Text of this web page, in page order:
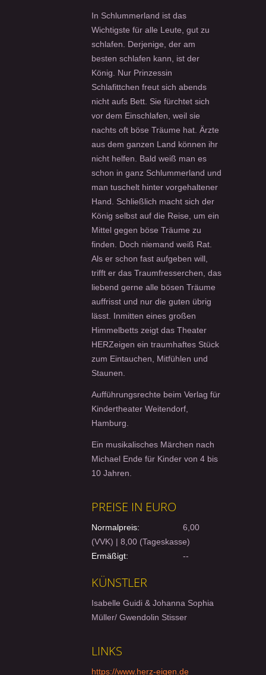
In Schlummerland ist das
Wichtigste für alle Leute, gut zu
schlafen. Derjenige, der am
besten schlafen kann, ist der
König. Nur Prinzessin
Schlafittchen freut sich abends
nicht aufs Bett. Sie fürchtet sich
vor dem Einschlafen, weil sie
nachts oft böse Träume hat. Ärzte
aus dem ganzen Land können ihr
nicht helfen. Bald weiß man es
schon in ganz Schlummerland und
man tuschelt hinter vorgehaltener
Hand. Schließlich macht sich der
König selbst auf die Reise, um ein
Mittel gegen böse Träume zu
finden. Doch niemand weiß Rat.
Als er schon fast aufgeben will,
trifft er das Traumfresserchen, das
liebend gerne alle bösen Träume
auffrisst und nur die guten übrig
lässt. Inmitten eines großen
Himmelbetts zeigt das Theater
HERZeigen ein traumhaftes Stück
zum Eintauchen, Mitfühlen und
Staunen.
Aufführungsrechte beim Verlag für
Kindertheater Weitendorf,
Hamburg.
Ein musikalisches Märchen nach
Michael Ende für Kinder von 4 bis
10 Jahren.
PREISE IN EURO
Normalpreis:
6,00
(VVK) | 8,00 (Tageskasse)
Ermäßigt:
--
KÜNSTLER
Isabelle Guidi & Johanna Sophia
Müller/ Gwendolin Stisser
LINKS
https://www.herz-eigen.de